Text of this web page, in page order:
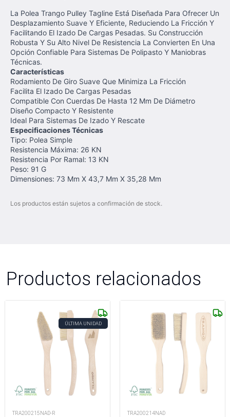
La Polea Trango Pulley Tagline Está Diseñada Para Ofrecer Un
Desplazamiento Suave Y Eficiente, Reduciendo La Fricción Y
Facilitando El Izado De Cargas Pesadas. Su Construcción
Robusta Y Su Alto Nivel De Resistencia La Convierten En Una
Opción Confiable Para Sistemas De Polipasto Y Maniobras
Técnicas.
Características
Rodamiento De Giro Suave Que Minimiza La Fricción
Facilita El Izado De Cargas Pesadas
Compatible Con Cuerdas De Hasta 12 Mm De Diámetro
Diseño Compacto Y Resistente
Ideal Para Sistemas De Izado Y Rescate
Especificaciones Técnicas
Tipo: Polea Simple
Resistencia Máxima: 26 KN
Resistencia Por Ramal: 13 KN
Peso: 91 G
Dimensiones: 73 Mm X 43,7 Mm X 35,28 Mm
Los productos están sujetos a confirmación de stock.
Productos relacionados
ÚLTIMA UNIDAD
TRA200215NAD-R TRA200214NAD